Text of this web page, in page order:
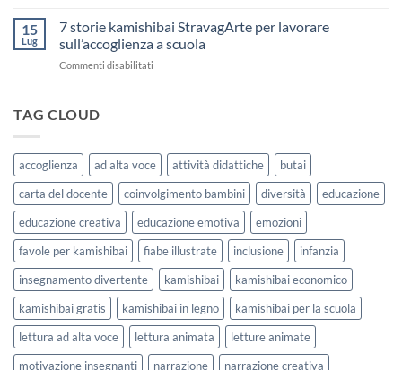
sceglierle
Kamishibai
sull’Accoglienza:
Settembre
2026
15
Lug
7 storie kamishibai StravagArte per lavorare
sull’accoglienza a scuola
Commenti disabilitati
lavorare
sull’accoglienza
a
scuola
TAG CLOUD
accoglienza ad alta voce attività didattiche
butai
carta del docente
coinvolgimento bambini diversità
educazione
educazione creativa
educazione emotiva
emozioni
favole per kamishibai
fiabe illustrate inclusione
infanzia
insegnamento divertente
kamishibai
kamishibai economico
kamishibai gratis
kamishibai in legno
kamishibai per la scuola
lettura ad alta voce
lettura animata
letture animate
motivazione insegnanti
narrazione
narrazione creativa